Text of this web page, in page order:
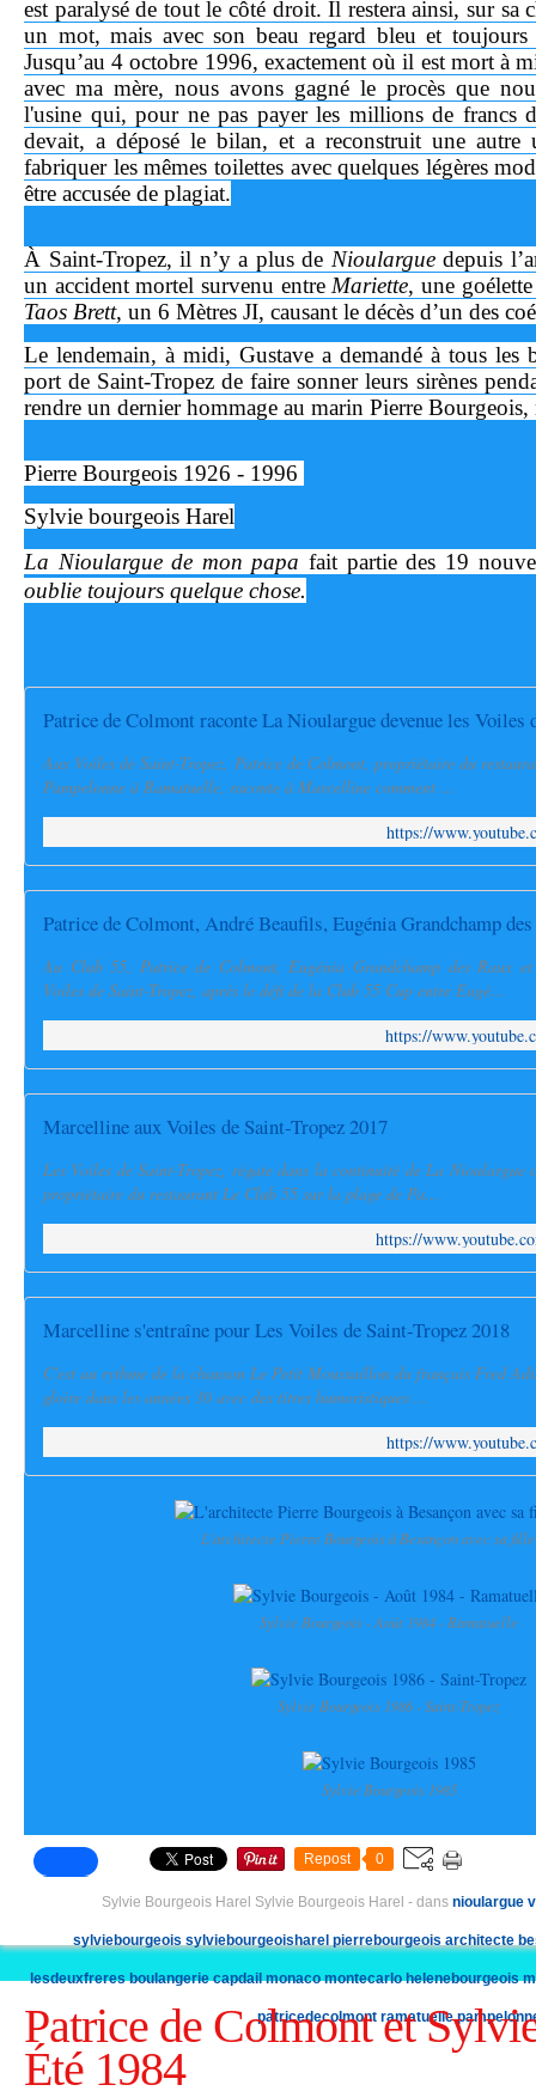
est paralysé de tout le côté droit. Il restera ainsi, sur sa
un mot, mais avec son beau regard bleu et
Jusqu’au 4 octobre 1996, exactement où il est mort à
avec ma mère, nous avons gagné le procès que
l'usine qui, pour ne pas payer les millions de francs
devait, a déposé le bilan, et a reconstruit une autre
fabriquer les mêmes toilettes avec quelques légères
être accusée de plagiat.
À Saint-Tropez, il n’y a plus de Nioularguedepuis
un accident mortel survenu entre Mariette, une
Taos Brett, un 6 Mètres JI, causant le décès d’un des
Le lendemain, à midi, Gustave a demandé à tous les
port de Saint-Tropez de faire sonner leurs sirènes
rendre un dernier hommage au marin Pierre Bourgeois,
Pierre Bourgeois 1926 - 1996
Sylvie bourgeois Harel
La Nioulargue de mon papa fait partie des 19
oublie toujours quelque chose.
Patrice de Colmont raconte La Nioulargue devenue les Voiles
Aux Voiles de Saint-Tropez, Patrice de Colmont, propriétaire du
Pampelonne à Ramatuelle, raconte à Marcelline comment ...
https://
Patrice de Colmont, André Beaufils, Eugénia Grandchamp
Au Club 55, Patrice de Colmont, Eugénia Grandchamp des Raux
Voiles de Saint-Tropez, après le défi de la Club 55 Cup entre Eugé...
https://
Marcelline aux Voiles de Saint-Tropez 2017
Les Voiles de Saint-Tropez, régate dans la continuité de La Nioulargue
propriétaire du restaurant Le Club 55 sur la plage de Pa...
https://
Marcelline s'entraîne pour Les Voiles de Saint-Tropez 2018
C'est au rythme de la chanson Le Petit Moussaillon du français Fred
gloire dans les années 30 avec des titres humoristiques ...
https://
L'architecte Pierre Bourgeois à Besançon avec sa
Sylvie Bourgeois - Août 1984 - Ramatuelle
Sylvie Bourgeois 1986 - Saint-Tropez
Sylvie Bourgeois 1985
Repost 0
Sylvie Bourgeois Harel Sylvie Bourgeois Harel - dans nioulargue
sylviebourgeois sylviebourgeoisharel pierrebourgeois architecte
lesdeuxfreres boulangerie capdail monaco montecarlo helenebourgeois
patricedecolmont ramatuelle
Patrice de Colmont et
Été 1984